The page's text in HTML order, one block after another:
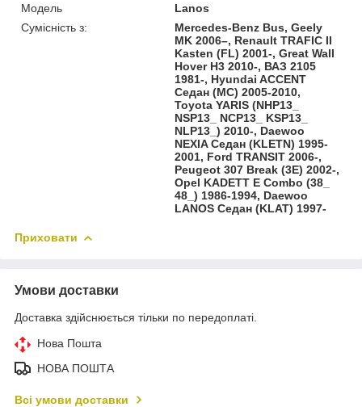
Модель
Lanos
Сумісність з:
Mercedes-Benz Bus, Geely
MK 2006–, Renault TRAFIC II
Kasten (FL) 2001-, Great Wall
Hover H3 2010-, ВАЗ 2105
1981-, Hyundai ACCENT
Седан (MC) 2005-2010,
Toyota YARIS (NHP13_
NSP13_ NCP13_ KSP13_
NLP13_) 2010-, Daewoo
NEXIA Седан (KLETN) 1995-
2001, Ford TRANSIT 2006-,
Peugeot 307 Break (3E) 2002-,
Opel KADETT E Combo (38_
48_) 1986-1994, Daewoo
LANOS Седан (KLAT) 1997-
Приховати
Умови доставки
Доставка здійснюється тільки по передоплаті.
Нова Пошта
НОВА ПОШТА
Всі умови доставки